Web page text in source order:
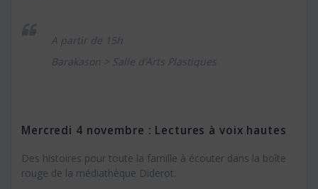
A partir de 15h
Barakason > Salle d’Arts Plastiques
Mercredi 4 novembre : Lectures à voix hautes
Des histoires pour toute la famille à écouter dans la boîte
rouge de la médiathèque Diderot.